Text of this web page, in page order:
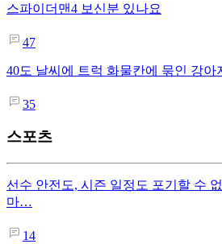
스파이더맨4 보신분 있나요
47
40도 날씨에 트럭 화물칸에 묶인 강아
35
스포츠
선수 안전도, 시즌 일정도 포기할 수
마…
14